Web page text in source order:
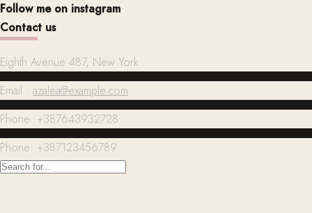
Follow me on instagram
Contact us
Eighth Avenue 487, New York
Email : azalea@example.com
Phone: +387643932728
Phone: +387123456789